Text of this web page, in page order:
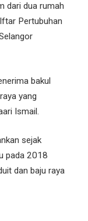
dari dua rumah
Pertubuhan
bakul
yang
Ismail.
sejak
pada 2018
dan baju raya